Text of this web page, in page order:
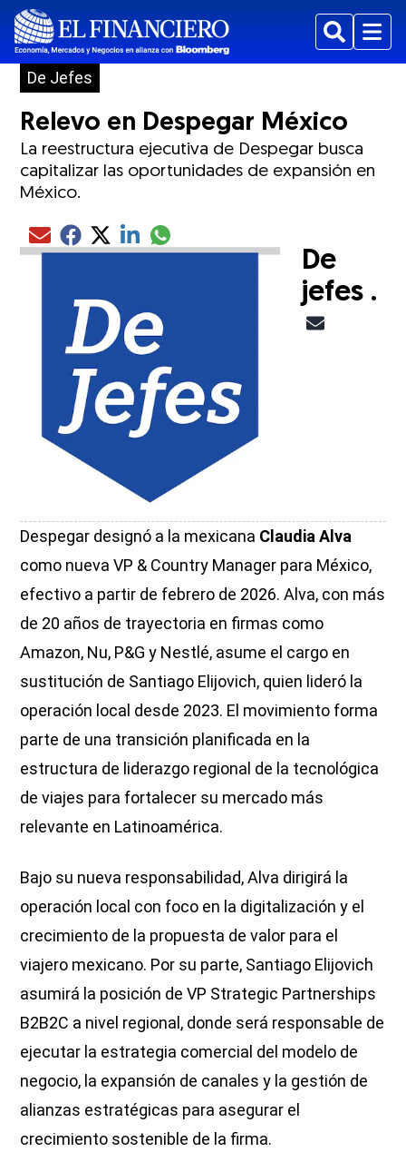
BuscarMenu
De Jefes
Relevo en Despegar México
La reestructura ejecutiva de Despegar busca
capitalizar las oportunidades de expansión en
México.
Compartir el artículo actual mediante Email
Compartir el artículo actual mediante Facebook
Compartir el artículo actual mediante Twitter
Compartir el artículo actual mediante LinkedIn
Compartir el artículo actual mediante
De
jefes .
Despegar designó a la mexicana Claudia Alva
como nueva VP & Country Manager para México,
efectivo a partir de febrero de 2026. Alva, con más
de 20 años de trayectoria en firmas como
Amazon, Nu, P&G y Nestlé, asume el cargo en
sustitución de Santiago Elijovich, quien lideró la
operación local desde 2023. El movimiento forma
parte de una transición planificada en la
estructura de liderazgo regional de la tecnológica
de viajes para fortalecer su mercado más
relevante en Latinoamérica.
Bajo su nueva responsabilidad, Alva dirigirá la
operación local con foco en la digitalización y el
crecimiento de la propuesta de valor para el
viajero mexicano. Por su parte, Santiago Elijovich
asumirá la posición de VP Strategic Partnerships
B2B2C a nivel regional, donde será responsable de
ejecutar la estrategia comercial del modelo de
negocio, la expansión de canales y la gestión de
alianzas estratégicas para asegurar el
crecimiento sostenible de la firma.